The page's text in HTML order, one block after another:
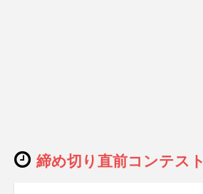
締め切り直前コンテスト